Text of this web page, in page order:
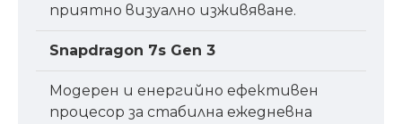
приятно визуално изживяване.
Snapdragon 7s Gen 3
Модерен и енергийно ефективен
процесор за стабилна ежедневна